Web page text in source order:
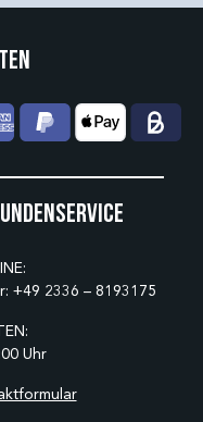
+49 2336 – 8193175
Uhr